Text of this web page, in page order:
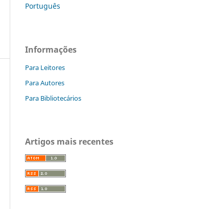
Português
Informações
Para Leitores
Para Autores
Para Bibliotecários
Artigos mais recentes